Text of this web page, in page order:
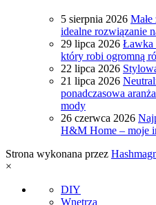
5 sierpnia 2026
idealne rozwiązanie
29 lipca 2026 Ławka
który robi ogromną
22 lipca 2026
21 lipca 2026
ponadczasowa
mody
26 czerwca 2026
H&M Home – moje
Strona wykonana przez
×
DIY
Wnętrza